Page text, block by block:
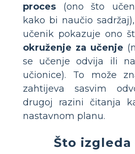
proces (ono što
kako bi naučio sadržaj),
učenik pokazuje ono
okruženje za učenje
se učenje odvija ili
učionice). To može
zahtijeva sasvim
drugoj razini čitanja
nastavnom planu.
Što izgleda